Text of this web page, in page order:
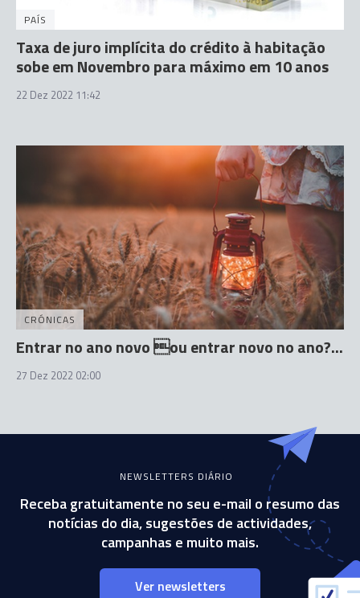
PAÍS
Taxa de juro implícita do crédito à habitação
sobe em Novembro para máximo em 10 anos
22 Dez 2022 11:42
CRÓNICAS
Entrar no ano novo ou entrar novo no ano?...
27 Dez 2022 02:00
NEWSLETTERS DIÁRIO
Receba gratuitamente no seu e-mail o resumo das
notícias do dia, sugestões de actividades,
campanhas e muito mais.
Ver newsletters